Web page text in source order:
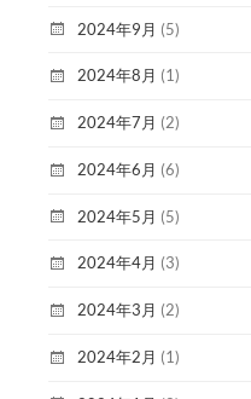
2024年9月 (5)
2024年8月 (1)
2024年7月 (2)
2024年6月 (6)
2024年5月 (5)
2024年4月 (3)
2024年3月 (2)
2024年2月 (1)